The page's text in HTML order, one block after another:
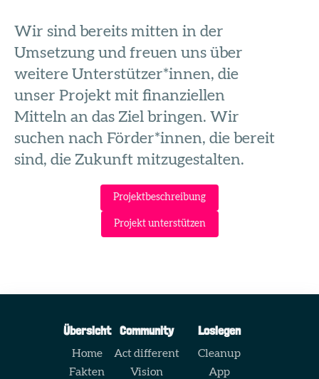
Wir sind bereits mitten in der
Umsetzung und freuen uns über
weitere Unterstützer*innen, die
unser Projekt mit finanziellen
Mitteln an das Ziel bringen. Wir
suchen nach Förder*innen, die bereit
sind, die Zukunft mitzugestalten.
Projektbeschreibung
Projekt unterstützen
Übersicht
Home
Fakten
Community
Act different
Vision
Loslegen
Cleanup
App